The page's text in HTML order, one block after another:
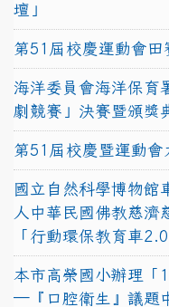
壇」
第51屆校慶運動會田
海洋委員會海洋保育
劇競賽」決賽暨頒獎
第51屆校慶暨運動會
國立自然科學博物館
人中華民國佛教慈濟
「行動環保教育車
本市高榮國小辦理「
─『口腔衛生』議題